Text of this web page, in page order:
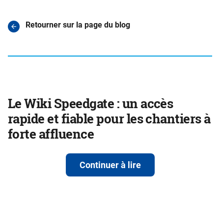
Retourner sur la page du blog
Le Wiki Speedgate : un accès
rapide et fiable pour les chantiers à
forte affluence
Continuer à lire